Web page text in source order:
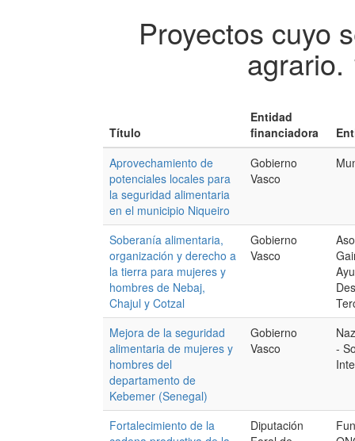
Proyectos cuyo
agrario.
Título
Entidad
financiadora
Aprovechamiento de
potenciales locales para
la seguridad alimentaria
en el municipio Niqueiro
Gobierno
Vasco
Soberanía alimentaria,
organización y derecho a
la tierra para mujeres y
hombres de Nebaj,
Chajul y Cotzal
Gobierno
Vasco
Mejora de la seguridad
alimentaria de mujeres y
hombres del
departamento de
Kebemer (Senegal)
Gobierno
Vasco
-
Fortalecimiento de la
Diputación